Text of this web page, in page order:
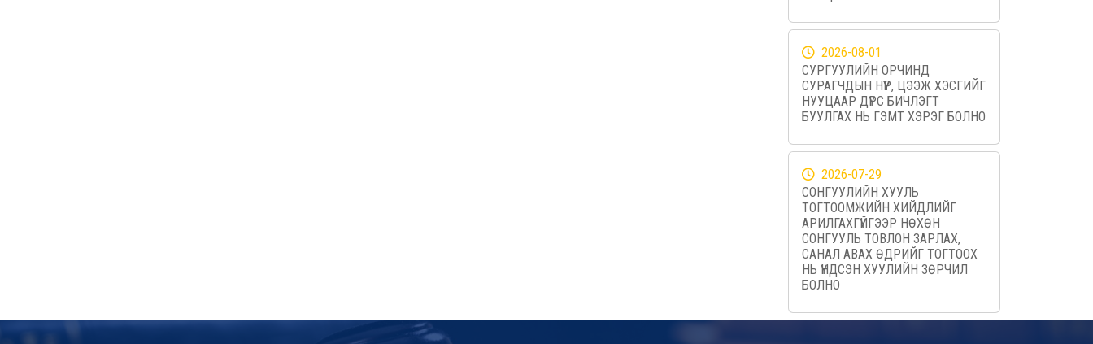
2026-08-01
СУРГУУЛИЙН ОРЧИНД
СУРАГЧДЫН НҮҮР, ЦЭЭЖ ХЭСГИЙГ
НУУЦААР ДҮРС БИЧЛЭГТ
БУУЛГАХ НЬ ГЭМТ ХЭРЭГ БОЛНО
2026-07-29
СОНГУУЛИЙН ХУУЛЬ
ТОГТООМЖИЙН ХИЙДЛИЙГ
АРИЛГАХГҮЙГЭЭР НӨХӨН
СОНГУУЛЬ ТОВЛОН ЗАРЛАХ,
САНАЛ АВАХ ӨДРИЙГ ТОГТООХ
НЬ ҮНДСЭН ХУУЛИЙН ЗӨРЧИЛ
БОЛНО